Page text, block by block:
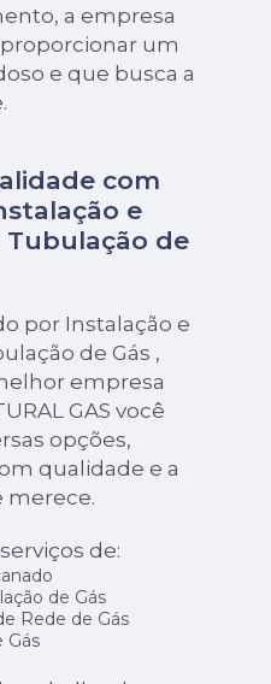
a empresa
um
e que busca a
com
e
de
por Instalação e
de Gás ,
empresa
GAS você
opções,
qualidade e a
merece.
de:
de Gás
Rede de Gás
Gás